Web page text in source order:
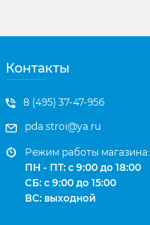
Контакты
8 (495) 37-47-956
pda.stroi@ya.ru
Режим работы магазина:
ПН - ПТ: с 9:00 до 18:00
СБ: с 9:00 до 15:00
ВС: выходной